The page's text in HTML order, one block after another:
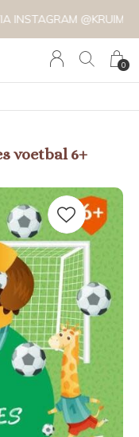
0
voetbal 6+